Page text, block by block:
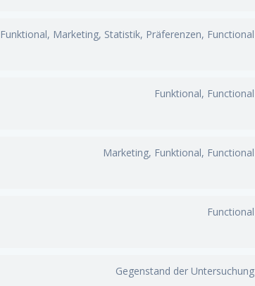
Funktional, Marketing, Statistik, Präferenzen, Functional
Funktional, Functional
Marketing, Funktional, Functional
Functional
Gegenstand der Untersuchung